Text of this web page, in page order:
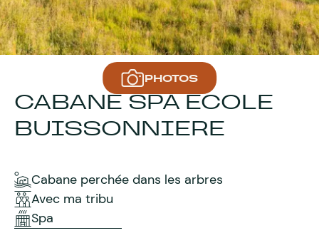
PHOTOS
CABANE SPA ÉCOLE
BUISSONNIERE
Cabane perchée dans les arbres
Avec ma tribu
Spa